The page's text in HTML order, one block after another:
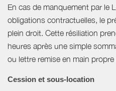
En cas de manquement par le
obligations contractuelles, le
plein droit. Cette résiliation
heures après une simple
ou lettre remise en main
Cession et sous-location